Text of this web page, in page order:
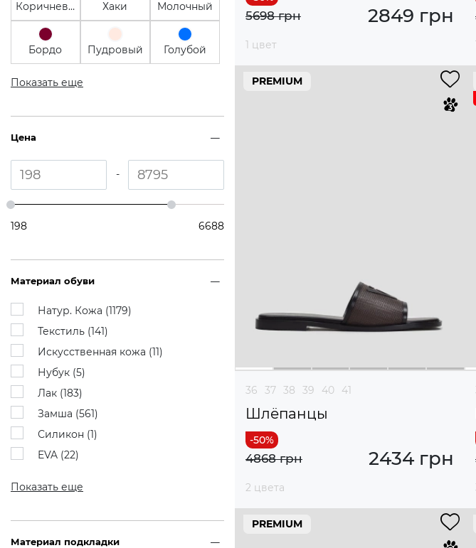
Коричневый Хаки Молочный
Бордо Пудровый Голубой
Показать еще
Цена
-
198 6688
Материал обуви
Натур. Кожа (1179)
Текстиль (141)
Искусственная кожа (11)
Нубук (5)
Лак (183)
Замша (561)
Силикон (1)
EVA (22)
Показать еще
Материал подкладки
2849 грн
5698 грн
1 цвет
PREMIUM
36 37 38 39 40 41
Шлёпанцы
2434 грн
4868 грн
2 цвета
PREMIUM